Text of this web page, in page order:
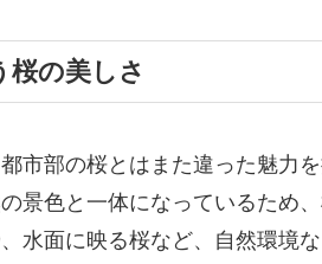
桜の美しさ
市部の桜とはまた違った魅力
景色と一体になっているため
水面に映る桜など、自然環境